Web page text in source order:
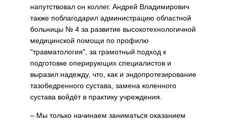
напутствовал он коллег. Андрей Владимирович
также поблагодарил администра­цию областной
больницы № 4 за развитие высокотехнологичной
медицинской помощи по профилю
"травматология", за грамотный подход к
подготовке опериру­ющих специалистов и
выразил надежду, что, как и эндопротези­рование
тазобедренного сустава, замена коленного
сустава войдёт в практику учреждения.
– Мы только начинаем занимать­ся оказанием